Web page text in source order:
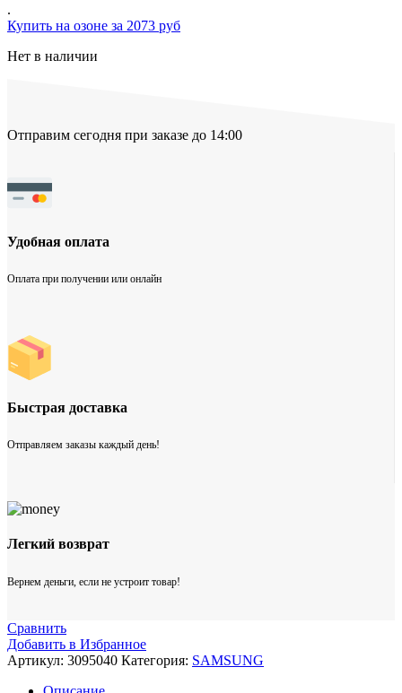
.
Купить на озоне за 2073 руб
Нет в наличии
Отправим сегодня при заказе до 14:00
Удобная оплата
Оплата при получении или онлайн
Быстрая доставка
Отправляем заказы каждый день!
Легкий возврат
Вернем деньги, если не устроит товар!
Сравнить
Добавить в Избранное
Артикул: 3095040 Категория: SAMSUNG